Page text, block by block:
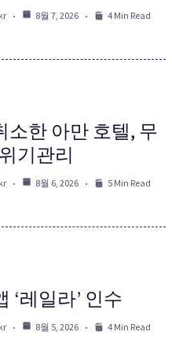
8월 7, 2026 4 Min Read
소한 아만 호텔, 무
기관리
8월 6, 2026 5 Min Read
‘레일라’ 인수
8월 5, 2026 4 Min Read